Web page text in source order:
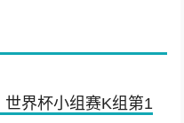
界杯小组赛K组第1